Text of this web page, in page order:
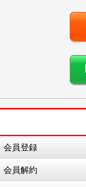
会員登録
会員解約